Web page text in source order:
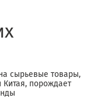
сырьевые товары,
порождает